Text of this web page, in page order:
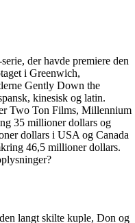
der havde premiere den
i Greenwich,
Gently Down the
kinesisk og latin.
Two Ton Films, Millennium
35 millioner dollars og
dollars i USA og Canada
46,5 millioner dollars.
langt skilte kuple, Don og